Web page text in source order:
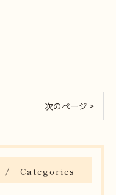
次のページ >
Categories